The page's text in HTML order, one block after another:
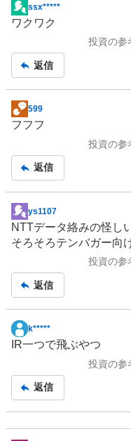
掲
示
事
ssx*****
ワクワク
投資の参
返信
掲
示
事
599
フフフ
投資の参
返信
掲
示
板
ys1107
NTTデータ絡みの怪し
そろそろテンバガー向
投資の参
返信
掲
示
事
k*****
IR一つで飛ぶやつ
投資の参
返信